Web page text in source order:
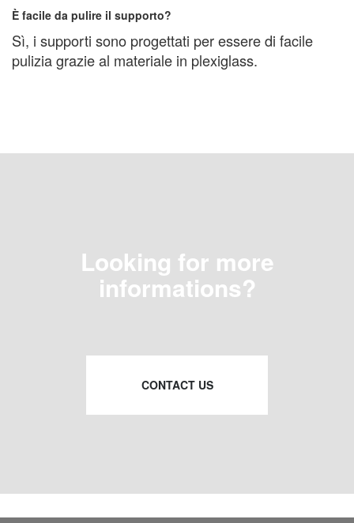
È facile da pulire il supporto?
Sì, i supporti sono progettati per essere di facile
pulizia grazie al materiale in plexiglass.
Looking for more
informations?
CONTACT US